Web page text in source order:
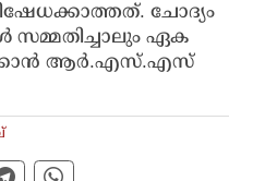
ചോദ്യം
സമ്മതിച്ചാലും ഏക
ആര്‍.എസ്.എസ്